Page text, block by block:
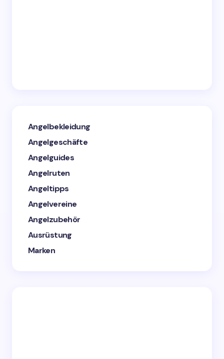
Angelbekleidung
Angelgeschäfte
Angelguides
Angelruten
Angeltipps
Angelvereine
Angelzubehör
Ausrüstung
Marken